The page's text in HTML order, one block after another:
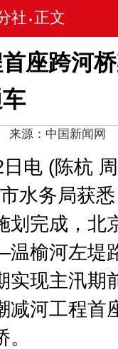
社 • 正文
座跨河
来源：中国新闻网
电 (陈杭
水务局获
划完成，北
榆河左堤
实现主汛期
减河工程首